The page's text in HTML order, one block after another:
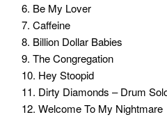
6. Be My Lover
7. Caffeine
8. Billion Dollar Babies
9. The Congregation
10. Hey Stoopid
11. Dirty Diamonds – Drum
12. Welcome To My Nightmare